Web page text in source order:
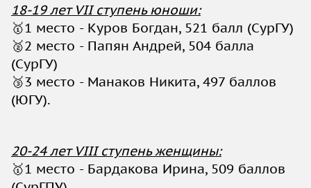
18-19 лет VII ступень юноши:
🥇1 место - Куров Богдан, 521 балл (СурГУ)
🥈2 место - Папян Андрей, 504 балла
(СурГУ)
🥉3 место - Манаков Никита, 497 баллов
(ЮГУ).
20-24 лет VIII ступень женщины:
🥇1 место - Бардакова Ирина, 509 баллов